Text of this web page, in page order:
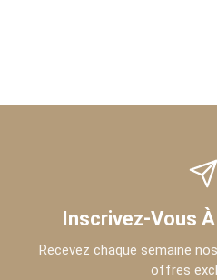
Inscrivez-Vous
Recevez chaque semaine
offres